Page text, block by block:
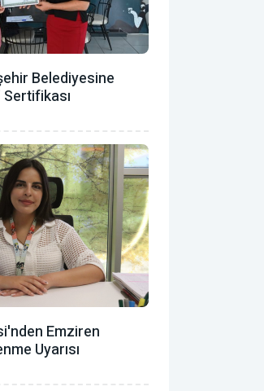
Belediyesine
Sertifikası
Emziren
Uyarısı